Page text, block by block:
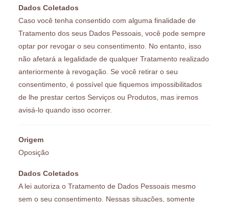
Dados Coletados
Caso você tenha consentido com alguma finalidade de
Tratamento dos seus Dados Pessoais, você pode sempre
optar por revogar o seu consentimento. No entanto, isso
não afetará a legalidade de qualquer Tratamento realizado
anteriormente à revogação. Se você retirar o seu
consentimento, é possível que fiquemos impossibilitados
de lhe prestar certos Serviços ou Produtos, mas iremos
avisá-lo quando isso ocorrer.
Origem
Oposição
Dados Coletados
A lei autoriza o Tratamento de Dados Pessoais mesmo
sem o seu consentimento. Nessas situações, somente